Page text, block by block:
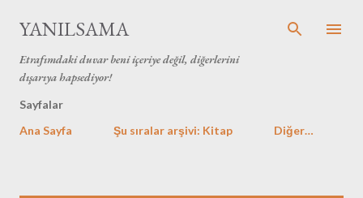
YANILSAMA
Etrafımdaki duvar beni içeriye değil, diğerlerini
dışarıya hapsediyor!
Sayfalar
Ana Sayfa
Şu sıralar arşivi: Kitap Diğer…